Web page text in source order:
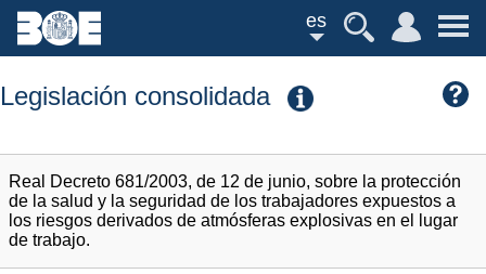
es
Legislación consolidada
Real Decreto 681/2003, de 12 de junio, sobre la protección
de la salud y la seguridad de los trabajadores expuestos a
los riesgos derivados de atmósferas explosivas en el lugar
de trabajo.